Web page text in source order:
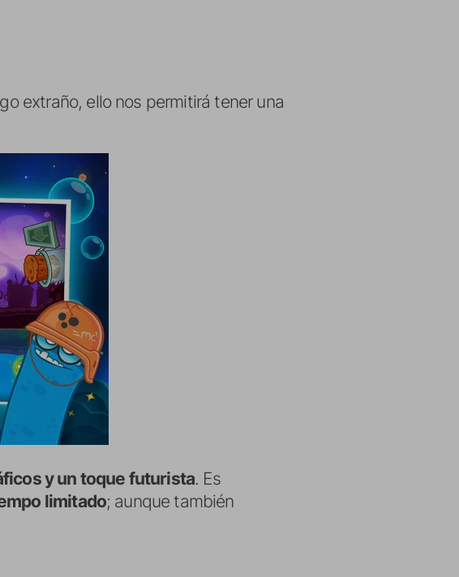
extraño, ello nos permitirá tener una
y un toque futurista. Es
limitado; aunque también